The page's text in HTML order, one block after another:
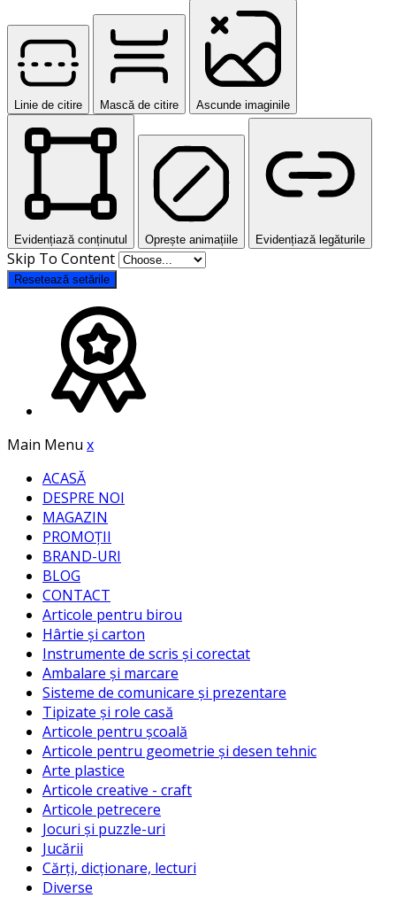
Linie de citire Mască de citire Ascunde imaginile
Evidențiază conținutul Oprește animațiile Evidențiază legăturile
Skip To Content
Resetează setările
Main Menu x
ACASĂ
DESPRE NOI
MAGAZIN
PROMOȚII
BRAND-URI
BLOG
CONTACT
Articole pentru birou
Hârtie și carton
Instrumente de scris și corectat
Ambalare și marcare
Sisteme de comunicare și prezentare
Tipizate și role casă
Articole pentru școală
Articole pentru geometrie și desen tehnic
Arte plastice
Articole creative - craft
Articole petrecere
Jocuri și puzzle-uri
Jucării
Cărți, dicționare, lecturi
Diverse